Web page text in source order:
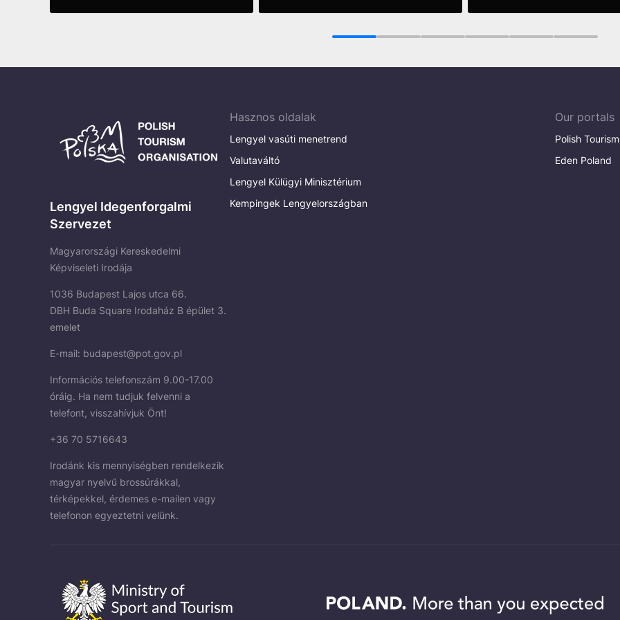
See more See more See more
1 2 3 4 5 6
Lengyel Idegenforgalmi
Szervezet
Magyarországi Kereskedelmi
Képviseleti Irodája
1036 Budapest Lajos utca 66.
DBH Buda Square Irodaház B épület 3.
emelet
E-mail: budapest@pot.gov.pl
Információs telefonszám 9.00-17.00
óráig. Ha nem tudjuk felvenni a
telefont, visszahívjuk Önt!
+36 70 5716643
Irodánk kis mennyiségben rendelkezik
magyar nyelvű brossúrákkal,
térképekkel, érdemes e-mailen vagy
telefonon egyeztetni velünk.
Hasznos oldalak
Lengyel vasúti menetrend
Valutaváltó
Lengyel Külügyi Minisztérium
Kempingek Lengyelországban
Our portals
Polish
Eden Poland